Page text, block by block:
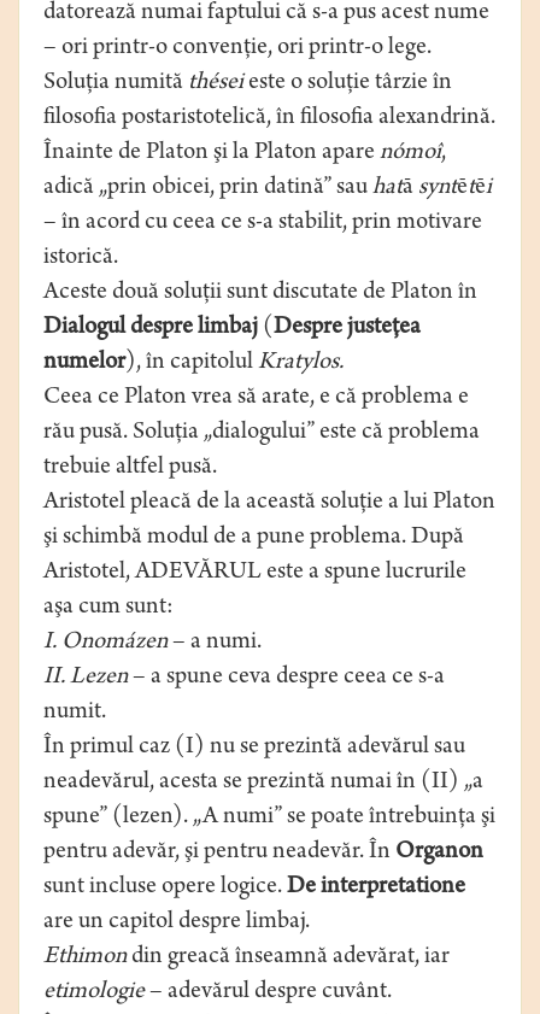
datorează numai faptului că s-a pus acest nume
– ori printr-o convenţie, ori printr-o lege.
Soluţia numită théseieste o soluţie târzie în
filosofia postaristotelică, în filosofia alexandrină.
Înainte de Platon şi la Platon apare nómoî,
adică „prin obicei, prin datină” sauhatā syntētēi
– în acord cu ceea ce s-a stabilit, prin motivare
istorică.
Aceste două soluţii sunt discutate de Platon în
Dialogul despre limbaj (Despre justeţea
numelor), în capitolulKratylos.
Ceea ce Platon vrea să arate, e că problema e
rău pusă. Soluţia „dialogului” este că problema
trebuie altfel pusă.
Aristotel pleacă de la această soluţie a lui Platon
şi schimbă modul de a pune problema. După
Aristotel, ADEVĂRUL este a spune lucrurile
aşa cum sunt:
I. Onomázen– a numi.
II. Lezen– a spune ceva despre ceea ce s-a
numit.
În primul caz (I) nu se prezintă adevărul sau
neadevărul, acesta se prezintă numai în (II) „a
spune” (lezen). „A numi” se poate întrebuinţa şi
pentru adevăr, şi pentru neadevăr. În Organon
sunt incluse opere logice.De interpretatione
are un capitol despre limbaj.
Ethimondin greacă înseamnă adevărat, iar
etimologie– adevărul despre cuvânt.